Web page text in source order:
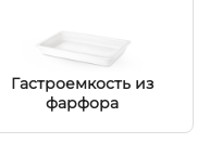
Гастроемкость из
фарфора